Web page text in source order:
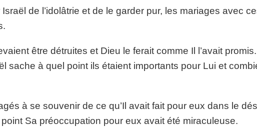
de l’idolâtrie et de le garder pur, les mariages avec
être détruites et Dieu le ferait comme Il l’avait
sache à quel point ils étaient importants pour Lui et
à se souvenir de ce qu’Il avait fait pour eux dans le
Sa préoccupation pour eux avait été miraculeuse.